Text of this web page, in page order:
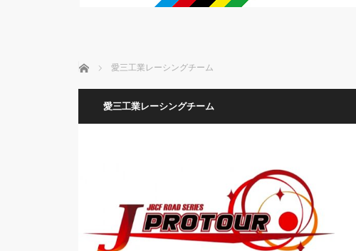
ホーム 愛三工業レーシングチーム
愛三工業レーシングチーム